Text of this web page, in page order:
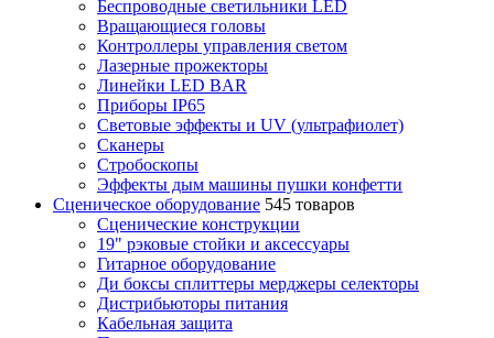
Беспроводные светильники LED
Вращающиеся головы
Контроллеры управления светом
Лазерные прожекторы
Линейки LED BAR
Приборы IP65
Световые эффекты и UV (ультрафиолет)
Сканеры
Стробоскопы
Эффекты дым машины пушки конфетти
Сценическое оборудование 545 товаров
Сценические конструкции
19" рэковые стойки и аксесcуары
Гитарное оборудование
Ди боксы сплиттеры мерджеры селекторы
Дистрибьюторы питания
Кабельная защита